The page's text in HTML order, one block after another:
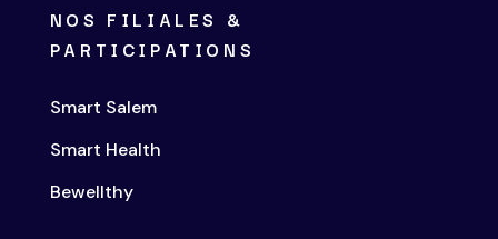
NOS FILIALES &
PARTICIPATIONS
Smart Salem
Smart Health
Bewellthy